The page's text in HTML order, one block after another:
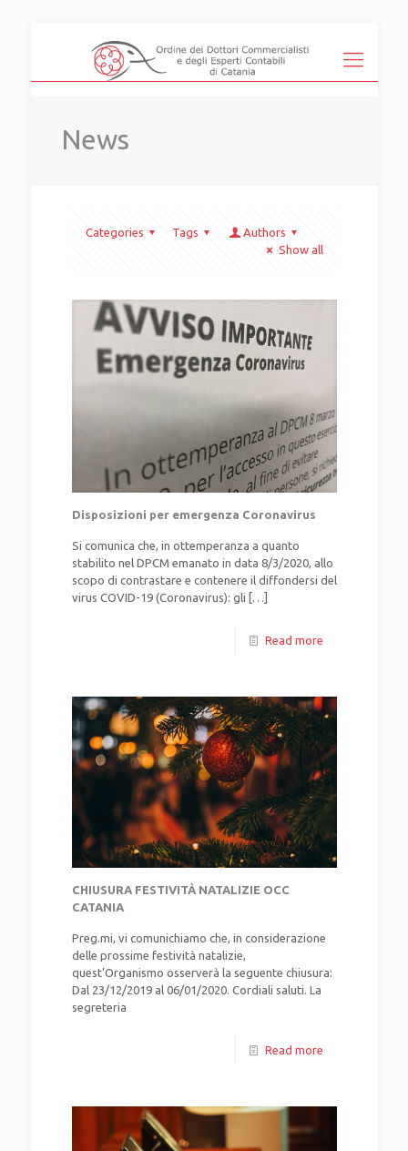
News
Categories Tags
Authors
Show all
Disposizioni per emergenza Coronavirus
Si comunica che, in ottemperanza a quanto
stabilito nel DPCM emanato in data 8/3/2020, allo
scopo di contrastare e contenere il diffondersi del
virus COVID-19 (Coronavirus): gli […]
Read more
CHIUSURA FESTIVITÀ NATALIZIE OCC
CATANIA
Preg.mi, vi comunichiamo che, in considerazione
delle prossime festività natalizie,
quest’Organismo osserverà la seguente chiusura:
Dal 23/12/2019 al 06/01/2020. Cordiali saluti. La
segreteria
Read more